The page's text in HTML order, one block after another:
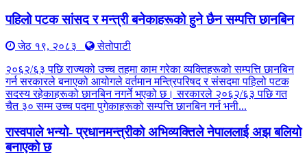
पहिलो पटक सांसद र मन्त्री बनेकाहरूको हुने छैन सम्पत्ति छानबिन
जेठ १९, २०८३
सेतोपाटी
२०६२/६३ पछि राज्यको उच्च तहमा काम गरेका व्यक्तिहरूको सम्पत्ति छानबिन
गर्न सरकारले बनाएको आयोगले वर्तमान मन्त्रिपरिषद र संसदमा पहिलो पटक
सदस्य रहेकाहरूको छानबिन नगर्ने भएको छ। सरकारले २०६२/६३ पछि गत
चैत ३० सम्म उच्च पदमा पुगेकाहरूको सम्पत्ति छानबिन गर्न भनी...
रास्वपाले भन्यो- प्रधानमन्त्रीको अभिव्यक्तिले नेपाललाई अझ बलियो
बनाएको छ